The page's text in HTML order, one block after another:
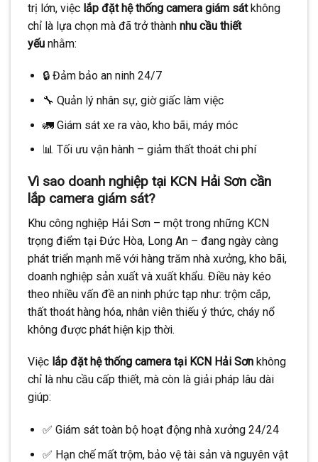
trị lớn, việc lắp đặt hệ thống camera giám sátkhông
chỉ là lựa chọn mà đã trở thành nhu cầu thiết
yếu nhằm:
🔒 Đảm bảo an ninh 24/7
🔧 Quản lý nhân sự, giờ giấc làm việc
🚛 Giám sát xe ra vào, kho bãi, máy móc
📊 Tối ưu vận hành – giảm thất thoát chi phí
Vì sao doanh nghiệp tại KCN Hải Sơn cần
lắp camera giám sát?
Khu công nghiệp Hải Sơn – một trong những KCN
trọng điểm tại Đức Hòa, Long An – đang ngày càng
phát triển mạnh mẽ với hàng trăm nhà xưởng, kho bãi,
doanh nghiệp sản xuất và xuất khẩu. Điều này kéo
theo nhiều vấn đề an ninh phức tạp như: trộm cắp,
thất thoát hàng hóa, nhân viên thiếu ý thức, cháy nổ
không được phát hiện kịp thời.
Việc lắp đặt hệ thống camera tại KCN Hải Sơn không
chỉ là nhu cầu cấp thiết, mà còn là giải pháp lâu dài
giúp:
✅ Giám sát toàn bộ hoạt động nhà xưởng 24/24
✅ Hạn chế mất trộm, bảo vệ tài sản và nguyên vật